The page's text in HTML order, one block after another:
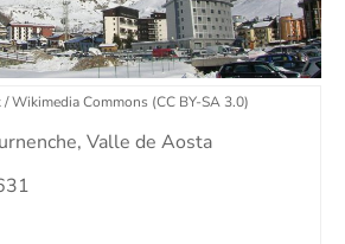
Wikimedia Commons (CC BY-SA 3.0)
Valle de Aosta